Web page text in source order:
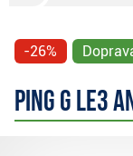
-26%
Ping G Le3